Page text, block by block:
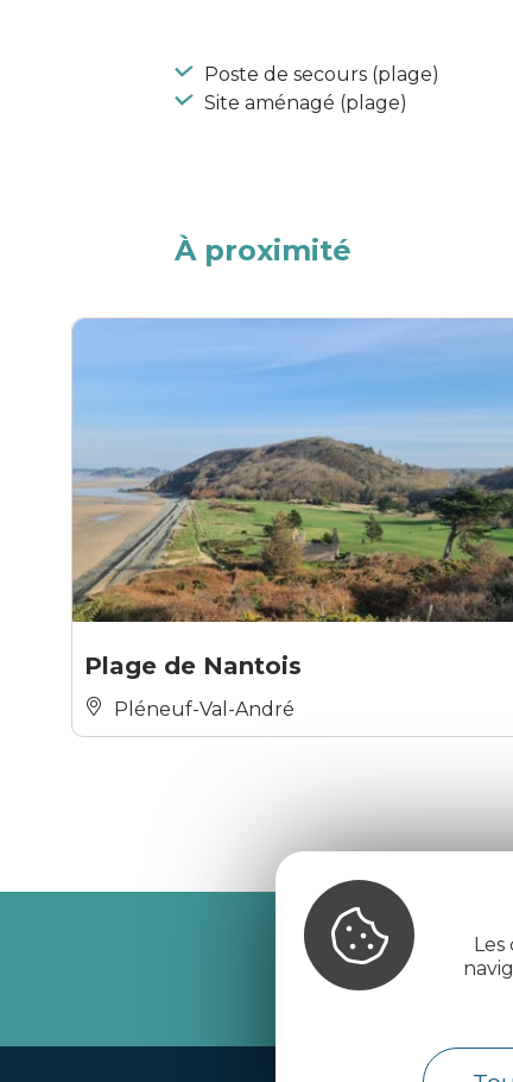
Poste de secours (plage)
Site aménagé (plage)
À proximité
Plage de Nantois
Pléneuf-Val-André
Recevez